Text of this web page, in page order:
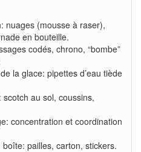
nuages (mousse à raser),
en bouteille.
codés, chrono, “bombe”
la glace: pipettes d’eau tiède
au sol, coussins,
concentration et coordination
pailles, carton, stickers.